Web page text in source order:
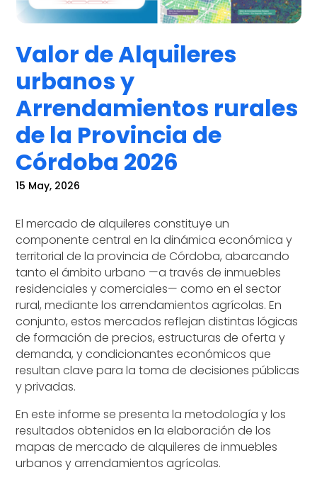
Valor de Alquileres
urbanos y
Arrendamientos rurales
de la Provincia de
Córdoba 2026
15 May, 2026
El mercado de alquileres constituye un
componente central en la dinámica económica y
territorial de la provincia de Córdoba, abarcando
tanto el ámbito urbano —a través de inmuebles
residenciales y comerciales— como en el sector
rural, mediante los arrendamientos agrícolas. En
conjunto, estos mercados reflejan distintas lógicas
de formación de precios, estructuras de oferta y
demanda, y condicionantes económicos que
resultan clave para la toma de decisiones públicas
y privadas.
En este informe se presenta la metodología y los
resultados obtenidos en la elaboración de los
mapas de mercado de alquileres de inmuebles
urbanos y arrendamientos agrícolas.